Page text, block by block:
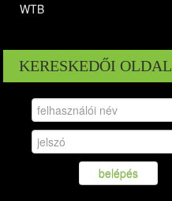
WTB
KERESKEDŐI OLDAL
belépés